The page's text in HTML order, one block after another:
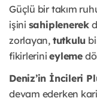
Güçlü bir takım
işini sahiplenerek
zorlayan, tutkulu
fikirlerinieyleme
Deniz’in İncileri
devam ederken